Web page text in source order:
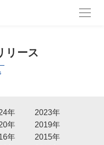
リース
年
2023年
年
2019年
年
2015年